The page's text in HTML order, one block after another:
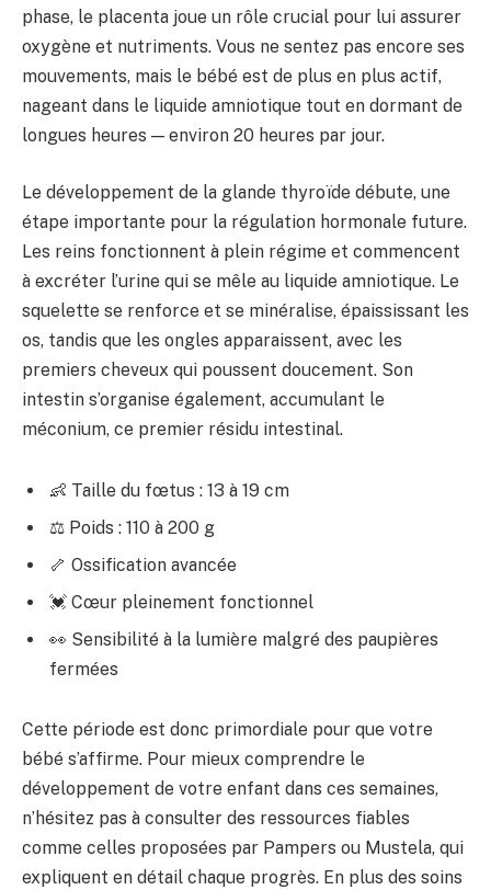
phase, le placenta joue un rôle crucial pour lui assurer
oxygène et nutriments. Vous ne sentez pas encore ses
mouvements, mais le bébé est de plus en plus actif,
nageant dans le liquide amniotique tout en dormant de
longues heures — environ 20 heures par jour.
Le développement de la glande thyroïde débute, une
étape importante pour la régulation hormonale future.
Les reins fonctionnent à plein régime et commencent
à excréter l’urine qui se mêle au liquide amniotique. Le
squelette se renforce et se minéralise, épaississant les
os, tandis que les ongles apparaissent, avec les
premiers cheveux qui poussent doucement. Son
intestin s’organise également, accumulant le
méconium, ce premier résidu intestinal.
👶 Taille du fœtus : 13 à 19 cm
⚖️ Poids : 110 à 200 g
🦴 Ossification avancée
💓 Cœur pleinement fonctionnel
👀 Sensibilité à la lumière malgré des paupières
fermées
Cette période est donc primordiale pour que votre
bébé s’affirme. Pour mieux comprendre le
développement de votre enfant dans ces semaines,
n’hésitez pas à consulter des ressources fiables
comme celles proposées par Pampers ou Mustela, qui
expliquent en détail chaque progrès. En plus des soins